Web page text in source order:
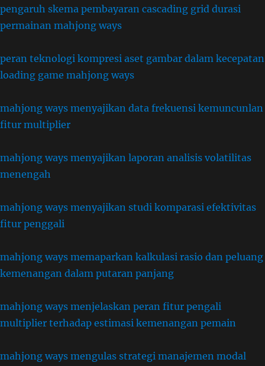
pengaruh skema pembayaran cascading grid durasi
permainan mahjong ways
peran teknologi kompresi aset gambar dalam kecepatan
loading game mahjong ways
mahjong ways menyajikan data frekuensi kemuncunlan
fitur multiplier
mahjong ways menyajikan laporan analisis volatilitas
menengah
mahjong ways menyajikan studi komparasi efektivitas
fitur penggali
mahjong ways memaparkan kalkulasi rasio dan peluang
kemenangan dalam putaran panjang
mahjong ways menjelaskan peran fitur pengali
multiplier terhadap estimasi kemenangan pemain
mahjong ways mengulas strategi manajemen modal